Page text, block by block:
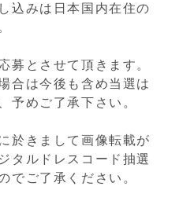
込みは日本国内在住の
募とさせて頂きます。
合は今後も含め当選は
予めご了承下さい。
於きまして画像転載が
タルドレスコード抽選
でご了承ください。